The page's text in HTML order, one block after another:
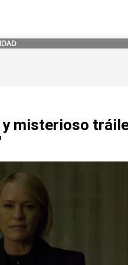
y misterioso